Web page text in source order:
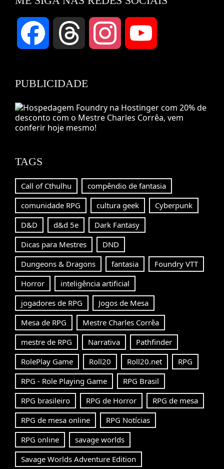
Facebook Threads Instagram
PUBLICIDADE
TAGS
Call of Cthulhu
compêndio de fantasia
comunidade RPG
cultura geek
Cyberpunk
D&D
d&d 5e
Dark Fantasy
Dicas para Mestres
DND
Dungeons & Dragons
fantasia
Foundry VTT
Horror
inteligência artificial
jogadores de RPG
Jogos de Mesa
Mesa de RPG
Mestre Charles Corrêa
mestre de RPG
Narrativa
Pathfinder
RolePlay Game
Roll20 Roll20.net
RPG
RPG - Role Playing Game
RPG Brasil
RPG brasileiro
RPG de Horror
RPG de mesa
RPG de mesa online
RPG Notícias
RPG online
savage worlds
Savage Worlds Adventure Edition